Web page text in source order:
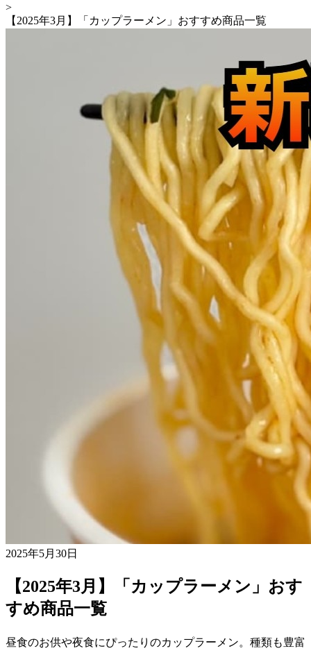
>
【2025年3月】「カップラーメン」おすすめ商品一覧
2025年5月30日
【2025年3月】「カップラーメン」おす
すめ商品一覧
昼食のお供や夜食にぴったりのカップラーメン。種類も豊富